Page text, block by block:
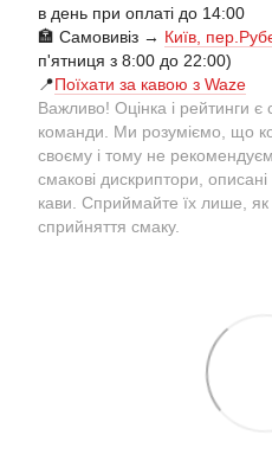
в день при оплаті до 14:00
🏣 Самовивіз → Київ,
п'ятниця з 8:00 до 22:00)
📍Поїхати за кавою з Waze
Важливо! Оцінка і рейтинги
команди. Ми розуміємо, що
своєму і тому не
смакові дискриптори,
кави. Сприймайте їх лише,
сприйняття смаку.